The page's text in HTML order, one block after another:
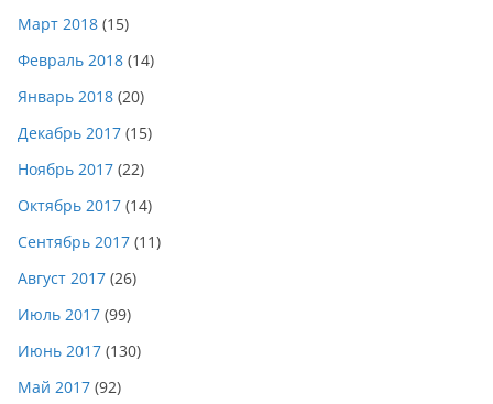
Март 2018 (15)
Февраль 2018 (14)
Январь 2018 (20)
Декабрь 2017 (15)
Ноябрь 2017 (22)
Октябрь 2017 (14)
Сентябрь 2017 (11)
Август 2017 (26)
Июль 2017 (99)
Июнь 2017 (130)
Май 2017 (92)